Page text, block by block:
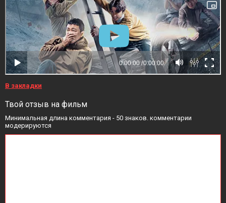
В закладки
Твой отзыв на фильм
Минимальная длина комментария - 50 знаков. комментарии
модерируются